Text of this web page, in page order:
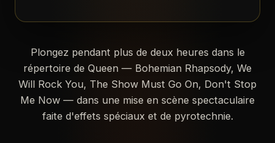
Plongez pendant plus de deux heures dans le
répertoire de Queen — Bohemian Rhapsody, We
Will Rock You, The Show Must Go On, Don't Stop
Me Now — dans une mise en scène spectaculaire
faite d'effets spéciaux et de pyrotechnie.